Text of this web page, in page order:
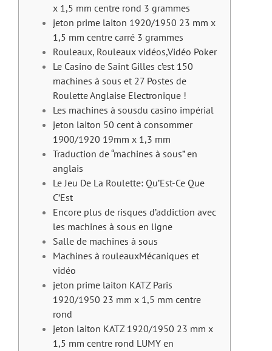
x 1,5 mm centre rond 3 grammes
jeton prime laiton 1920/1950 23 mm x
1,5 mm centre carré 3 grammes
Rouleaux, Rouleaux vidéos,Vidéo Poker
Le Casino de Saint Gilles c’est 150
machines à sous et 27 Postes de
Roulette Anglaise Electronique !
Les machines à sousdu casino impérial
jeton laiton 50 cent à consommer
1900/1920 19mm x 1,3 mm
Traduction de “machines à sous” en
anglais
Le Jeu De La Roulette: Qu’Est-Ce Que
C’Est
Encore plus de risques d’addiction avec
les machines à sous en ligne
Salle de machines à sous
Machines à rouleauxMécaniques et
vidéo
jeton prime laiton KATZ Paris
1920/1950 23 mm x 1,5 mm centre
rond
jeton laiton KATZ 1920/1950 23 mm x
1,5 mm centre rond LUMY en